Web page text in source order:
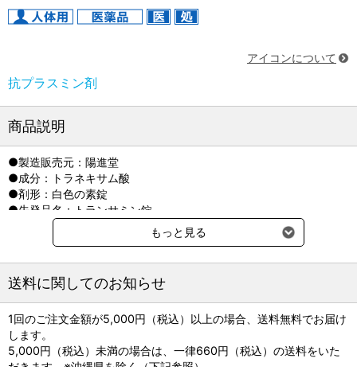
アイコンについて
抗プラスミン剤
商品説明
●製造販売元：陽進堂
●成分：トラネキサム酸
●剤形：白色の素錠
●先発品名：トランサミン錠
●貯法：室温保存、気密容器
[錠250mg]直径約10(mm)/厚さ約5.1(mm)/重量315(mg)
もっと見る
送料に関してのお知らせ
1回のご注文金額が5,000円（税込）以上の場合、送料無料でお届け
します。
5,000円（税込）未満の場合は、一律660円（税込）の送料をいた
だきます。※沖縄県を除く（下記参照）